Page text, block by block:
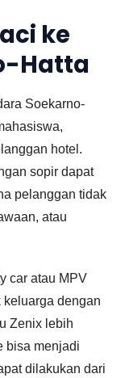
ke
Hatta
Soekarno-
hotel.
sopir dapat
pelanggan tidak
atau
car atau MPV
dengan
Zenix lebih
bisa menjadi
dilakukan dari